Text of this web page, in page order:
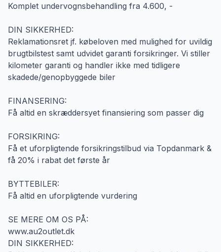
Komplet undervognsbehandling fra 4.600, -
DIN SIKKERHED:
Reklamationsret jf. købeloven med mulighed for uvildig
brugtbilstest samt udvidet garanti forsikringer. Vi stiller
kilometer garanti og handler ikke med tidligere
skadede/genopbyggede biler
FINANSERING:
Få altid en skræddersyet finansiering som passer dig
FORSIKRING:
Få et uforpligtende forsikringstilbud via Topdanmark &
få 20% i rabat det første år
BYTTEBILER:
Få altid en uforpligtende vurdering
SE MERE OM OS PÅ:
www.au2outlet.dk
DIN SIKKERHED: